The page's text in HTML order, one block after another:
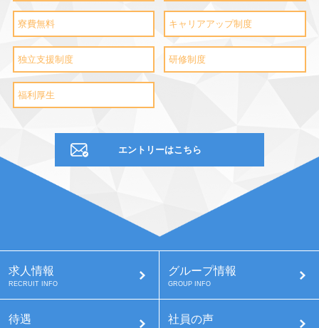
寮費無料 キャリアアップ制度
独立支援制度 研修制度
福利厚生
エントリーはこちら
求人情報
RECRUIT INFO
グループ情報
GROUP INFO
待遇 社員の声